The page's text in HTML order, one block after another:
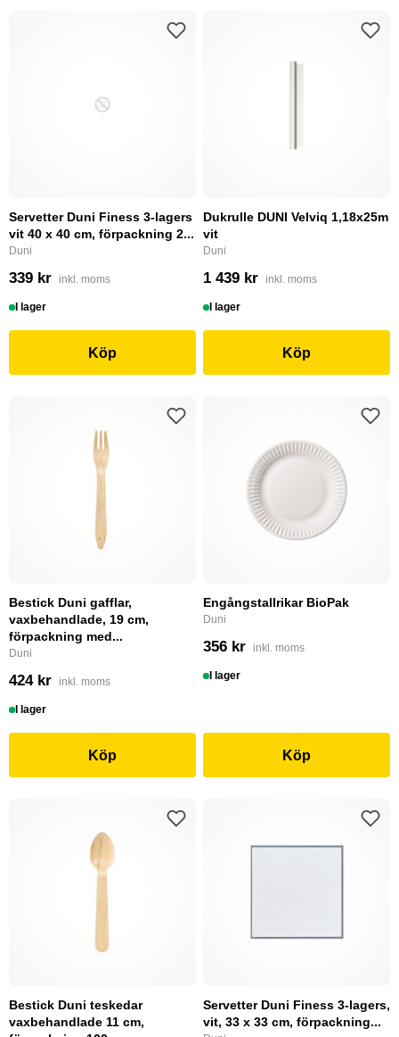
Servetter Duni Finess 3-lagers
vit 40 x 40 cm, förpackning 2...
Duni
339 kr inkl. moms
I lager
Köp
Dukrulle DUNI Velviq 1,18x25m
vit
Duni
1 439 kr inkl. moms
I lager
Köp
Bestick Duni gafflar,
vaxbehandlade, 19 cm,
förpackning med...
Duni
424 kr inkl. moms
I lager
Köp
Engångstallrikar BioPak
Duni
356 kr inkl. moms
I lager
Köp
Bestick Duni teskedar
vaxbehandlade 11 cm,
Servetter Duni Finess 3-lagers,
vit, 33 x 33 cm, förpackning...